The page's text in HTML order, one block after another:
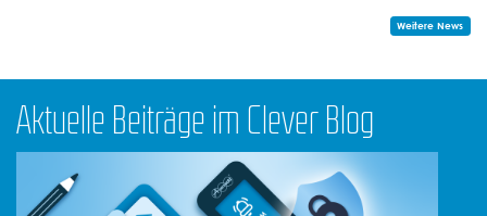
Weitere News
Aktuelle Beiträge im Clever Blog